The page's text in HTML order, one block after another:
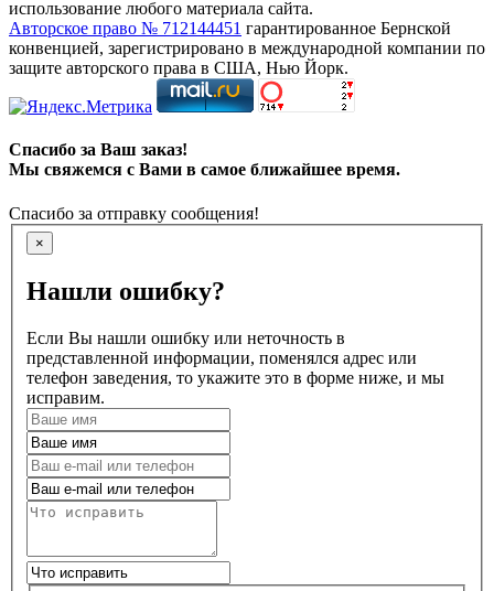
использование любого материала сайта.
Авторское право № 712144451 гарантированное Бернской
конвенцией, зарегистрировано в международной компании по
защите авторского права в США, Нью Йорк.
Спасибо за Ваш заказ!
Мы свяжемся с Вами в самое ближайшее время.
Спасибо за отправку сообщения!
×
Нашли ошибку?
Если Вы нашли ошибку или неточность в
представленной информации, поменялся адрес или
телефон заведения, то укажите это в форме ниже, и мы
исправим.